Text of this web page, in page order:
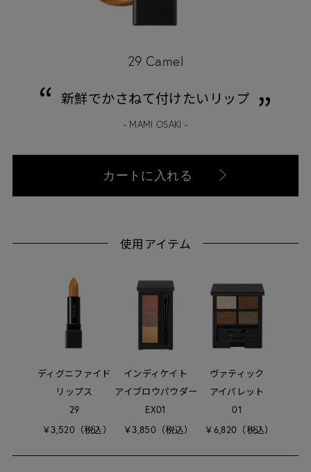
29 Camel
新鮮でかさねて付けたいリップ
- MAMI OSAKI -
カートに入れる
使用アイテム
ディグニファイド
リップス
29
￥3,520（税込）
インディケイト
アイブロウパウダー
EX01
￥3,850（税込）
ヴァティック
アイパレット
01
￥6,820（税込）